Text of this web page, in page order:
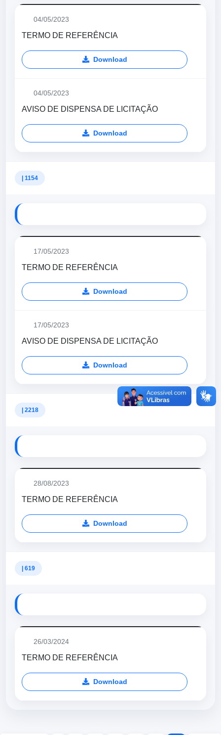
04/05/2023
TERMO DE REFERÊNCIA
Download
04/05/2023
AVISO DE DISPENSA DE LICITAÇÃO
Download
| 1154
17/05/2023
TERMO DE REFERÊNCIA
Download
17/05/2023
AVISO DE DISPENSA DE LICITAÇÃO
Download
| 2218
28/08/2023
TERMO DE REFERÊNCIA
Download
| 619
26/03/2024
TERMO DE REFERÊNCIA
Download